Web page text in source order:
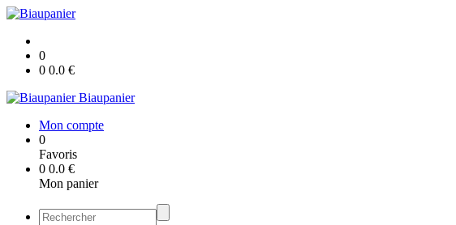
0
0 0.0 €
Biaupanier
Mon compte
0
Favoris
0 0.0 €
Mon panier